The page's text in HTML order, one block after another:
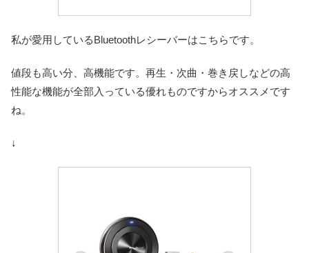
私が愛用しているBluetoothレシーバーはこちらです。
値段も高い分、高機能です。再生・次曲・巻き戻しなどの高
性能な機能が全部入っている優れものですからオススメです
ね。
↓